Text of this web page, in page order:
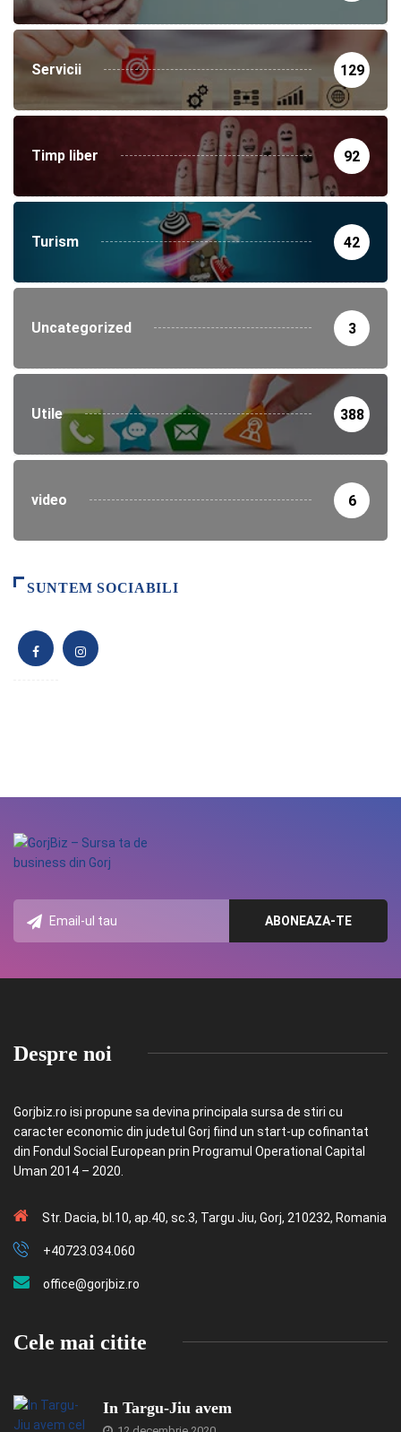
Servicii 129
Timp liber 92
Turism 42
Uncategorized 3
Utile 388
video 6
SUNTEM SOCIABILI
Despre noi
Gorjbiz.ro isi propune sa devina principala sursa de stiri cu
caracter economic din judetul Gorj fiind un start-up cofinantat
din Fondul Social European prin Programul Operational Capital
Uman 2014 – 2020.
Str. Dacia, bl.10, ap.40, sc.3, Targu Jiu, Gorj, 210232, Romania
+40723.034.060
office@gorjbiz.ro
Cele mai citite
In Targu-Jiu avem